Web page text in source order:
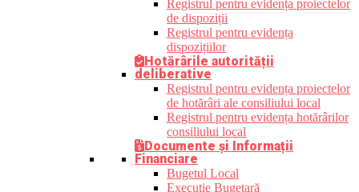
Registrul pentru evidența proiectelor
de dispoziții
Registrul pentru evidența
dispozițiilor
Hotărârile autorității
deliberative
Registrul pentru evidența proiectelor
de hotărâri ale consiliului local
Registrul pentru evidența hotărârilor
consiliului local
Documente și Informații
Financiare
Bugetul Local
Execuție Bugetară